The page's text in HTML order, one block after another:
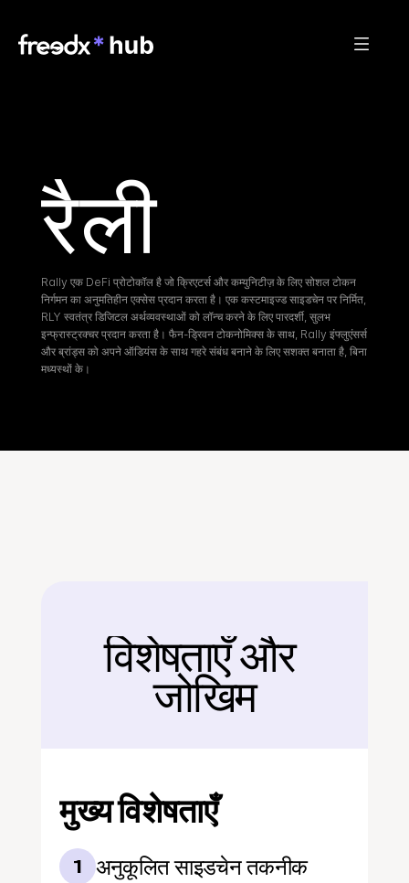
रैली
Rally एक DeFi प्रोटोकॉल है जो क्रिएटर्स और कम्युनिटीज़ के लिए सोशल टोकन
निर्गमन का अनुमतिहीन एक्सेस प्रदान करता है। एक कस्टमाइज्ड साइडचेन पर निर्मित,
RLY स्वतंत्र डिजिटल अर्थव्यवस्थाओं को लॉन्च करने के लिए पारदर्शी, सुलभ
इन्फ्रास्ट्रक्चर प्रदान करता है। फैन-ड्रिवन टोकनोमिक्स के साथ, Rally इंफ्लुएंसर्स
और ब्रांड्स को अपने ऑडियंस के साथ गहरे संबंध बनाने के लिए सशक्त बनाता है, बिना
मध्यस्थों के।
बैक
विशेषताएँ और
जोखिम
मुख्य विशेषताएँ
1 अनुकूलित साइडचेन तकनीक